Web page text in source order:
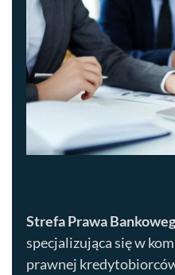
Strefa Prawa
specjalizująca się w
prawnej